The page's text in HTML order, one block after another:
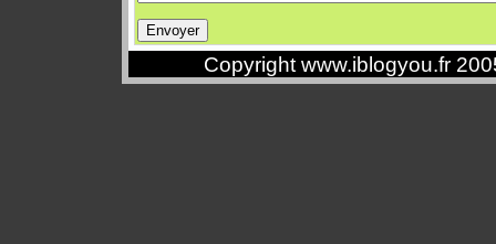
Copyright www.iblogyou.fr